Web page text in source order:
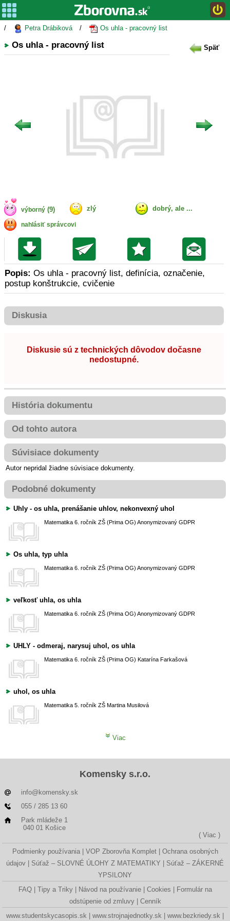
/ Petra Drábiková / Os uhla - pracovný list
Os uhla - pracovný list Späť
výborný (9) zlý dobrý, ale ...
nahlásiť správcovi
Popis: Os uhla - pracovný list, definícia, označenie,
postup konštrukcie, cvičenie
Diskusia
Diskusie sú z technických dôvodov dočasne
nedostupné.
História dokumentu
Od tohto autora
Súvisiace dokumenty
Autor nepridal žiadne súvisiace dokumenty.
Podobné dokumenty
Uhly - os uhla, prenášanie uhlov, nekonvexný uhol
Matematika 6. ročník ZŠ (Prima OG) Anonymizovaný GDPR
Os uhla, typ uhla
Matematika 6. ročník ZŠ (Prima OG) Anonymizovaný GDPR
veľkosť uhla, os uhla
Matematika 6. ročník ZŠ (Prima OG) Anonymizovaný GDPR
UHLY - odmeraj, narysuj uhol, os uhla
Matematika 6. ročník ZŠ (Prima OG) Katarína Farkašová
uhol, os uhla
Matematika 5. ročník ZŠ Martina Musilová
Viac
Komensky s.r.o.
info@komensky.sk
055 / 285 13 60
Park mládeže 1
040 01 Košice
( Viac )
Podmienky používania VOP Zborovňa Komplet
Ochrana osobných
údajov
Súťaž – SLOVNÉ ÚLOHY Z MATEMATIKY
Súťaž – ZÁKERNÉ
YPSILONY
FAQ
Tipy a Triky Návod na používanie Cookies
Formulár na
odstúpenie od zmluvy
Cenník
www.studentskycasopis.sk
www.strojnajednotky.sk www.bezkriedy.sk